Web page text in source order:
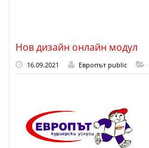
Нов дизайн онлайн модул
16.09.2021 Европът public